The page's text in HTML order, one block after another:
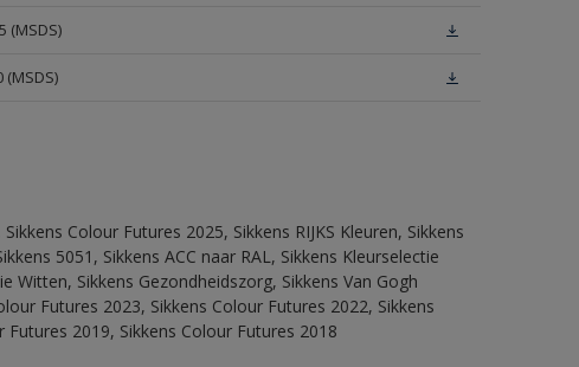
(MSDS)
Colour Futures 2025, Sikkens RIJKS Kleuren, Sikkens
5051, Sikkens ACC naar RAL, Sikkens Kleurselectie
Witten, Sikkens Gezondheidszorg, Sikkens Van Gogh
Futures 2023, Sikkens Colour Futures 2022, Sikkens
2019, Sikkens Colour Futures 2018